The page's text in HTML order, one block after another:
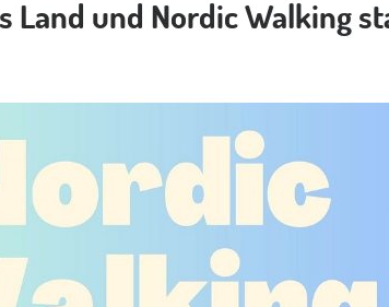
Land und Nordic Walking